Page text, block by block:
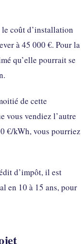
le coût d’installation
à 45 000 €. Pour la
qu’elle pourrait se
de cette
vous vendiez l’autre
€/kWh, vous pourriez
d’impôt, il est
en 10 à 15 ans, pour